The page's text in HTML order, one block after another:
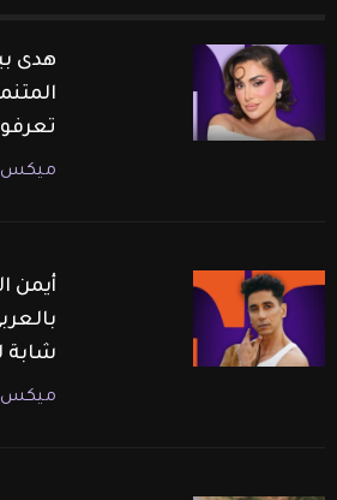
هدى
ميكس
شابة
ميكس